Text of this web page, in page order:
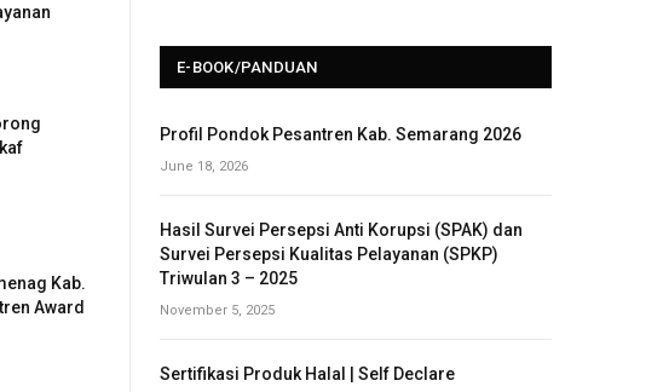
Kab.
Award
E-BOOK/PANDUAN
Profil Pondok Pesantren Kab. Semarang 2026
June 18, 2026
Hasil Survei Persepsi Anti Korupsi (SPAK) dan
Survei Persepsi Kualitas Pelayanan (SPKP)
Triwulan 3 – 2025
November 5, 2025
Sertifikasi Produk Halal | Self Declare